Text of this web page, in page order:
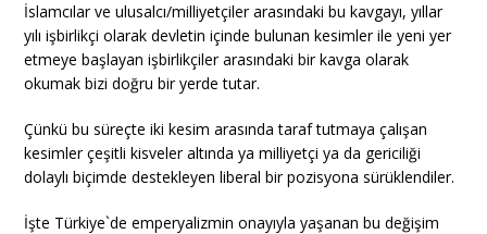
İslamcılar ve ulusalcı/milliyetçiler arasındaki bu kavgayı, yıllar
yılı işbirlikçi olarak devletin içinde bulunan kesimler ile yeni yer
etmeye başlayan işbirlikçiler arasındaki bir kavga olarak
okumak bizi doğru bir yerde tutar.
Çünkü bu süreçte iki kesim arasında taraf tutmaya çalışan
kesimler çeşitli kisveler altında ya milliyetçi ya da gericiliği
dolaylı biçimde destekleyen liberal bir pozisyona sürüklendiler.
İşte Türkiye`de emperyalizmin onayıyla yaşanan bu değişim